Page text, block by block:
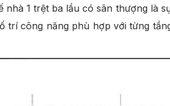
nhà 1 trệt ba lầu có sân thượng là
trí công năng phù hợp với từng